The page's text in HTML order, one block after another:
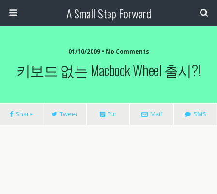
A Small Step Forward
01/10/2009 • No Comments
키보드 없는 Macbook Wheel 출시?!
Share Tweet Pin Mail SMS